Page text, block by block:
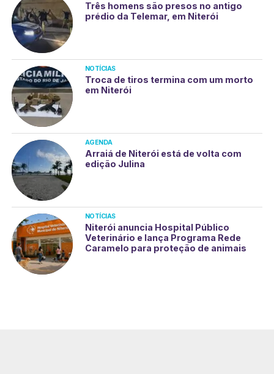
Três homens são presos no antigo
prédio da Telemar, em Niterói
NOTÍCIAS
Troca de tiros termina com um morto
em Niterói
AGENDA
Arraiá de Niterói está de volta com
edição Julina
NOTÍCIAS
Niterói anuncia Hospital Público
Veterinário e lança Programa Rede
Caramelo para proteção de animais